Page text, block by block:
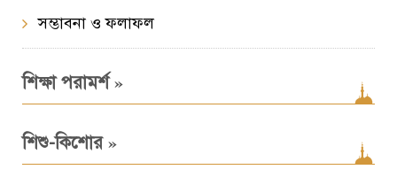
সম্ভাবনা ও ফলাফল
শিক্ষা পরামর্শ»
শিশু-কিশোর »